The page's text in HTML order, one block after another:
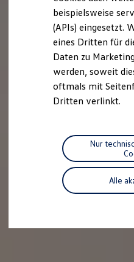
Inspektion
Reparaturen
Motorenöl
Räder und
Pannen- und
Economy
Volkswagen
Zubehör
Wallbox und
Digitale Extras
Dienste für
Volkswagen
Handy und
beispielsweise
(APIs) eingesetzt.
eines Dritten für
Daten zu
werden, soweit
oftmals mit
Dritten verlinkt.
Alle
Nur